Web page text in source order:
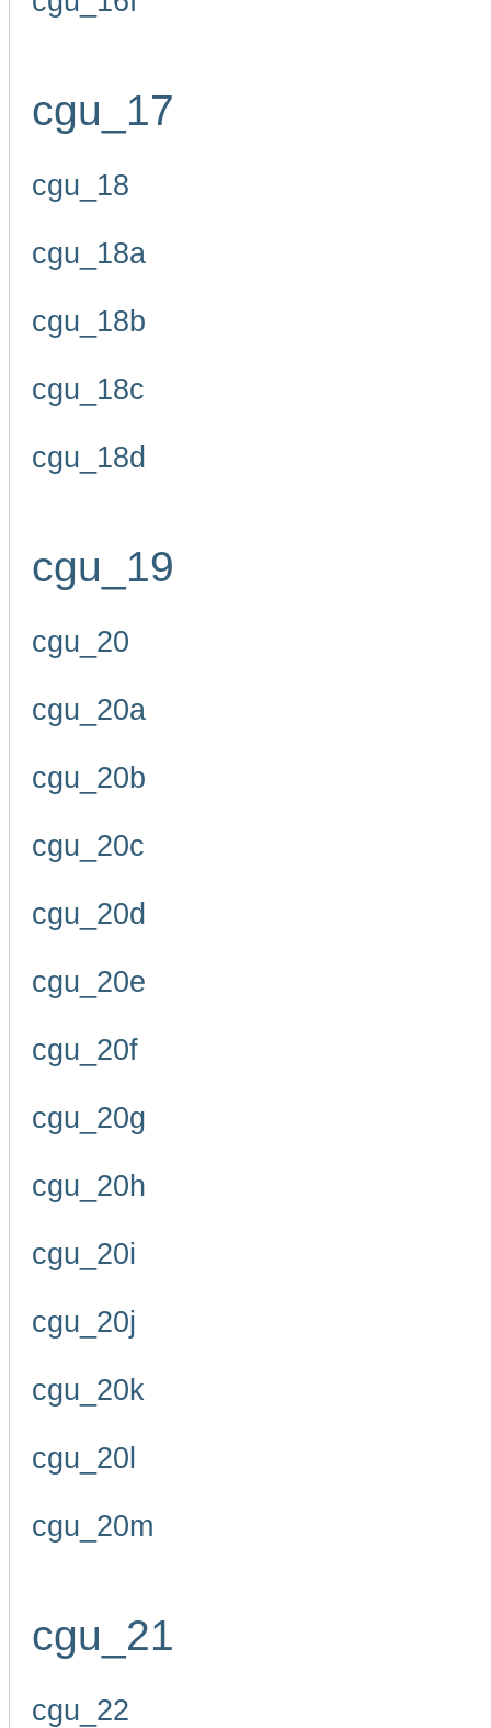
cgu_17
cgu_18
cgu_18a
cgu_18b
cgu_18c
cgu_18d
cgu_19
cgu_20
cgu_20a
cgu_20b
cgu_20c
cgu_20d
cgu_20e
cgu_20f
cgu_20g
cgu_20h
cgu_20i
cgu_20j
cgu_20k
cgu_20l
cgu_20m
cgu_21
cgu_22